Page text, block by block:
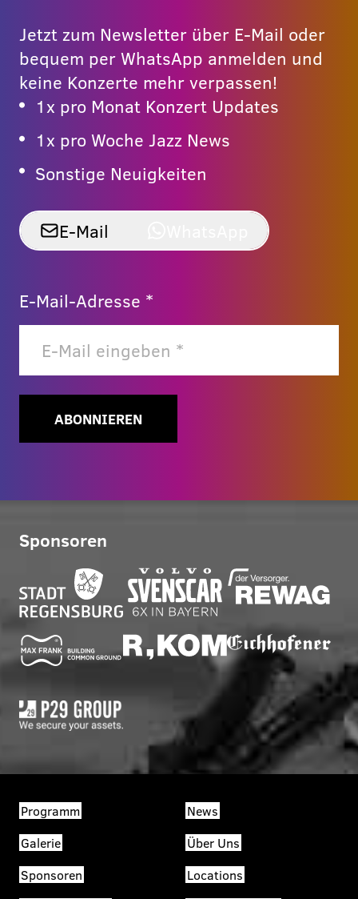
Jetzt zum Newsletter über E-Mail oder
bequem per WhatsApp anmelden und
keine Konzerte mehr verpassen!
1x pro Monat Konzert Updates
1x pro Woche Jazz News
Sonstige Neuigkeiten
E-Mail
E-Mail-Adresse *
ABONNIEREN
Sponsoren
Programm
News
Galerie
Über Uns
Sponsoren
Locations